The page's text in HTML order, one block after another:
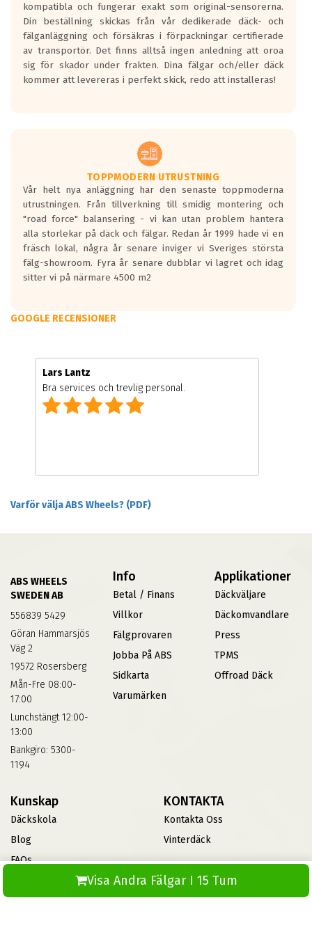
Visa Andra Fälgar I 15 Tum
kompatibla och fungerar exakt som original-sensorerna.
Din beställning skickas från vår dedikerade däck- och
fälganläggning och försäkras i förpackningar certifierade
av transportör. Det finns alltså ingen anledning att oroa
sig för skador under frakten. Dina fälgar och/eller däck
kommer att levereras i perfekt skick, redo att installeras!
TOPPMODERN UTRUSTNING
Vår helt nya anläggning har den senaste toppmoderna
utrustningen. Från tillverkning till smidig montering och
"road force" balansering - vi kan utan problem hantera
alla storlekar på däck och fälgar. Redan år 1999 hade vi en
fräsch lokal, några år senare inviger vi Sveriges största
fälg-showroom. Fyra år senare dubblar vi lagret och idag
sitter vi på närmare 4500 m2
GOOGLE RECENSIONER
Lars Lantz
Bra services och trevlig personal.
Varför välja ABS Wheels? (PDF)
ABS WHEELS
SWEDEN AB
556839 5429
Göran Hammarsjös
Väg 2
19572 Rosersberg
Mån-Fre 08:00-
17:00
Lunchstängt 12:00-
13:00
Bankgiro: 5300-
1194
Info
Betal / Finans
Villkor
Fälgprovaren
Jobba På ABS
Sidkarta
Varumärken
Applikationer
Däckväljare
Däckomvandlare
Press
TPMS
Offroad Däck
Kunskap
Däckskola
Blog
FAQs
Informationsbank Av Däck
Och Fälgar
KONTAKTA
Kontakta Oss
Vinterdäck